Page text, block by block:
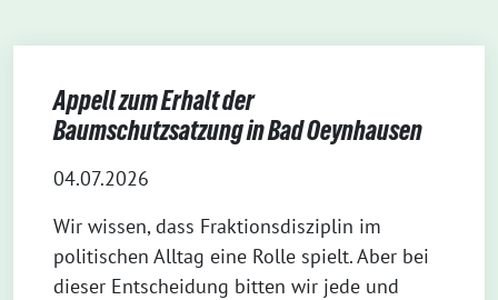
Appell zum Erhalt der
Baumschutzsatzung in Bad Oeynhausen
04.07.2026
Wir wissen, dass Fraktionsdisziplin im
politischen Alltag eine Rolle spielt. Aber bei
dieser Entscheidung bitten wir jede und